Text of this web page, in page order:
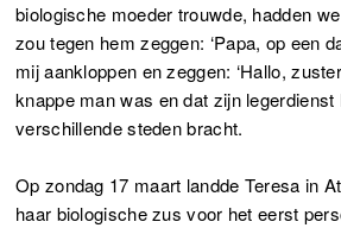
biologische moeder trouwde, hadden
zou tegen hem zeggen: ‘Papa, op een
mij aankloppen en zeggen: ‘Hallo,
knappe man was en dat zijn legerdienst
verschillende steden bracht.
Op zondag 17 maart landde Teresa in
haar biologische zus voor het eerst